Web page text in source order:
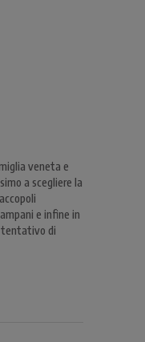
veneta e
a scegliere la
e infine in
tentativo di